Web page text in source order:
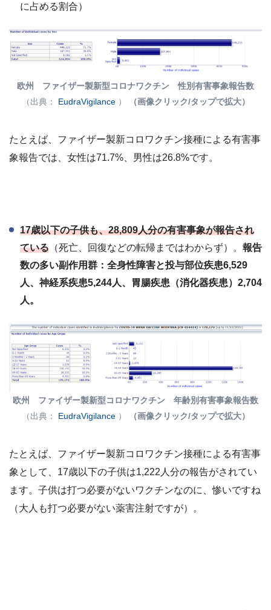
に占める割合）
欧州 ファイザー製新型コロナワクチン 性別有害事象報告数
（出典： EudraVigilance） （画像クリック/タップで拡大）
たとえば、ファイザー製新コロワクチン接種による有害事
象報告では、女性は71.7%、男性は26.8%です。
17歳以下の子供も、28,809人分の有害事象が報告され
ている （死亡、回復などの転帰まではわからず）。 報告
数の多い副作用群：全身性障害と投与部位疾患6,529
人、神経系疾患5,244人、胃腸疾患（消化器疾患）2,704
人。
欧州 ファイザー製新型コロナワクチン 年齢別有害事象報告数
（出典： EudraVigilance） （画像クリック/タップで拡大）
たとえば、ファイザー製新コロワクチン接種による有害事
象として、17歳以下の子供は1,222人分の報告がされてい
ます。子供は打つ必要がないワクチンなのに、惨いですね
（大人も打つ必要がない薬害注射ですが）。